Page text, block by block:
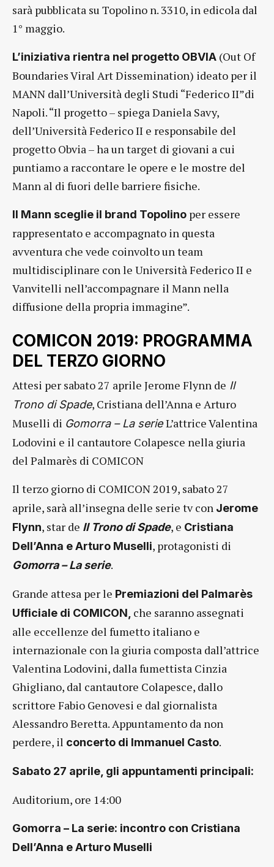
sarà pubblicata su Topolino n. 3310, in edicola dal
1° maggio.
L’iniziativa rientra nel progetto OBVIA (Out Of
Boundaries Viral Art Dissemination) ideato per il
MANN dall’Università degli Studi “Federico II”di
Napoli. “Il progetto – spiega Daniela Savy,
dell’Università Federico II e responsabile del
progetto Obvia – ha un target di giovani a cui
puntiamo a raccontare le opere e le mostre del
Mann al di fuori delle barriere fisiche.
Il Mann sceglie il brand Topolino per essere
rappresentato e accompagnato in questa
avventura che vede coinvolto un team
multidisciplinare con le Università Federico II e
Vanvitelli nell’accompagnare il Mann nella
diffusione della propria immagine”.
COMICON 2019: PROGRAMMA
DEL TERZO GIORNO
Attesi per sabato 27 aprile Jerome Flynn de Il
Trono di Spade, Cristiana dell’Anna e Arturo
Muselli di Gomorra – La serieL’attrice Valentina
Lodovini e il cantautore Colapesce nella giuria
del Palmarès di COMICON
Il terzo giorno di COMICON 2019, sabato 27
aprile, sarà all’insegna delle serie tv con Jerome
Flynn, star de Il Trono di Spade, e Cristiana
Dell’Anna e Arturo Muselli, protagonisti di
Gomorra – La serie.
Grande attesa per le Premiazioni del Palmarès
Ufficiale di COMICON, che saranno assegnati
alle eccellenze del fumetto italiano e
internazionale con la giuria composta dall’attrice
Valentina Lodovini, dalla fumettista Cinzia
Ghigliano, dal cantautore Colapesce, dallo
scrittore Fabio Genovesi e dal giornalista
Alessandro Beretta. Appuntamento da non
perdere, il concerto di Immanuel Casto.
Sabato 27 aprile, gli appuntamenti principali:
Auditorium, ore 14:00
Gomorra – La serie: incontro con Cristiana
Dell’Anna e Arturo Muselli